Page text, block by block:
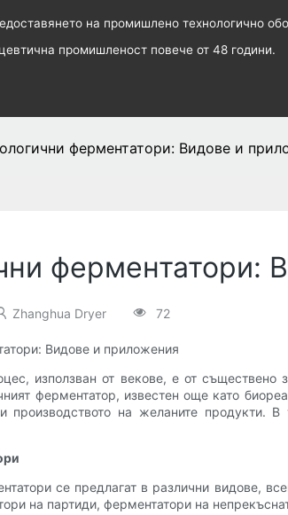
на промишлено технологично
промишленост повече от 48 години.
ферментатори: Видове и
ферментатори:
Zhanghua Dryer 72
Видове и приложения
използван от векове, е от
ферментатор, известен още като
производството на желаните продукти.
се предлагат в различни видове,
на партиди, ферментатори на